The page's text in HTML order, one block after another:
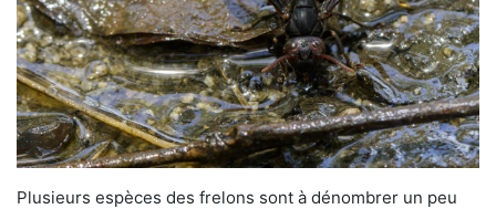
Plusieurs espèces des frelons sont à dénombrer un peu